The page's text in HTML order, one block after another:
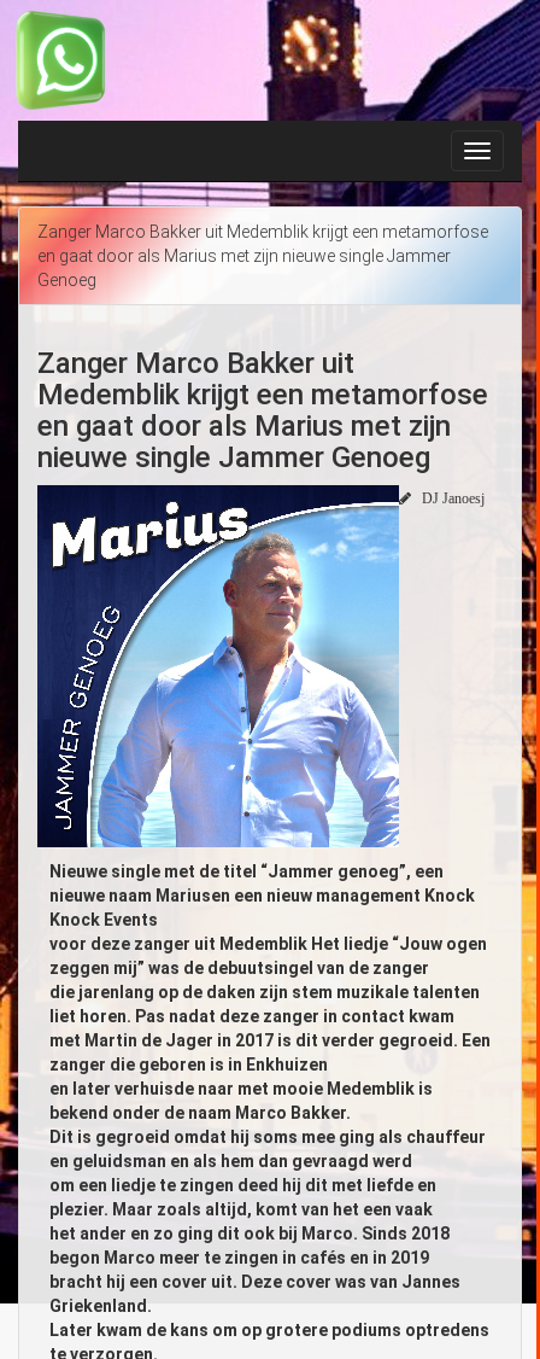
Toggle
Zanger Marco Bakker uit Medemblik krijgt een metamorfose
en gaat door als Marius met zijn nieuwe single Jammer
Genoeg
Zanger Marco Bakker uit
Medemblik krijgt een metamorfose
en gaat door als Marius met zijn
nieuwe single Jammer Genoeg
Nieuwe single met de titel “Jammer genoeg”, een
nieuwe naam Mariusen een nieuw management Knock
Knock Events
voor deze zanger uit Medemblik Het liedje “Jouw ogen
zeggen mij” was de debuutsingel van de zanger
die jarenlang op de daken zijn stem muzikale talenten
liet horen. Pas nadat deze zanger in contact kwam
met Martin de Jager in 2017 is dit verder gegroeid. Een
zanger die geboren is in Enkhuizen
en later verhuisde naar met mooie Medemblik is
bekend onder de naam Marco Bakker.
Dit is gegroeid omdat hij soms mee ging als chauffeur
en geluidsman en als hem dan gevraagd werd
om een liedje te zingen deed hij dit met liefde en
plezier. Maar zoals altijd, komt van het een vaak
het ander en zo ging dit ook bij Marco. Sinds 2018
begon Marco meer te zingen in cafés en in 2019
bracht hij een cover uit. Deze cover was van Jannes
Griekenland.
Later kwam de kans om op grotere podiums optredens
te verzorgen.
DJ Janoesj